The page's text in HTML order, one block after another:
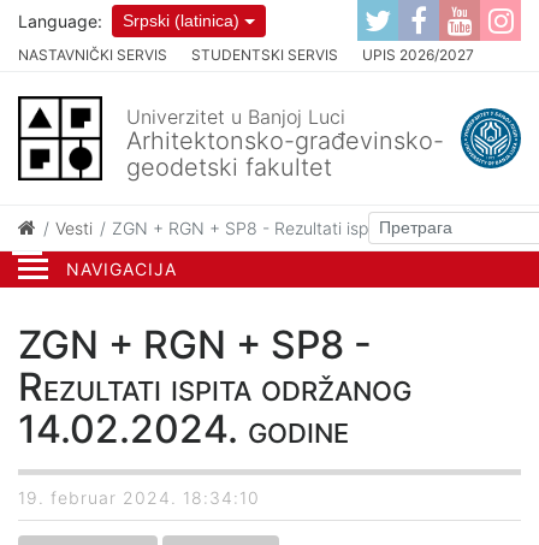
NAVIGACIJA
NASTAVNIČKI SERVIS STUDENTSKI SERVIS UPIS 2026/2027
Language: Srpski (latinica)
Univerzitet u Banjoj Luci
Arhitektonsko-građevinsko-
geodetski fakultet
Vesti ZGN + RGN + SP8 - Rezultati ispita održanog
ZGN + RGN + SP8 -
Rezultati ispita održanog
14.02.2024. godine
19. februar 2024. 18:34:10